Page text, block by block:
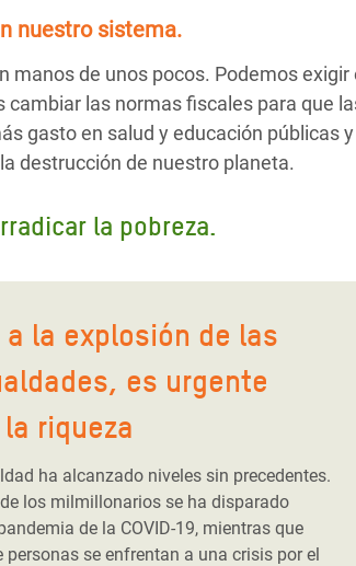
nuestro sistema.
de unos pocos. Podemos exigir
las normas fiscales para que
gasto en salud y educación públicas y
destrucción de nuestro planeta.
la pobreza.
a la explosión de las
es urgente
riqueza
ha alcanzado niveles sin precedentes.
los milmillonarios se ha disparado
de la COVID-19, mientras que
personas se enfrentan a una crisis por el